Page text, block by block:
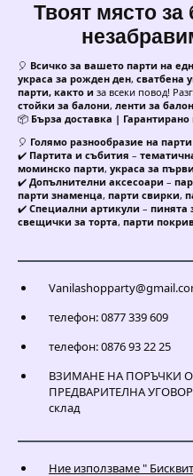
Твоят място
🎈 Всичко за вашето парти на
украса за рожден ден, сватбена
парти, както и за всеки повод!
стойки за балони, ленти за
📦 Бърза доставка |
🎈 Голямо разнообразие на
✔️ Партита и събития –
моминско парти, украса за
✔️ Допълнителни аксесоари –
парти знаменца, парти свирки,
✔️ Специални артикули – пинята
свещички за торта, парти
телефон: 0877 339 609
телефон: 0876 93 22 25
ВЗИМАНЕ НА ПОРЪЧКИ
ПРЕДВАРИТЕЛНА
склад
Ние използваме "